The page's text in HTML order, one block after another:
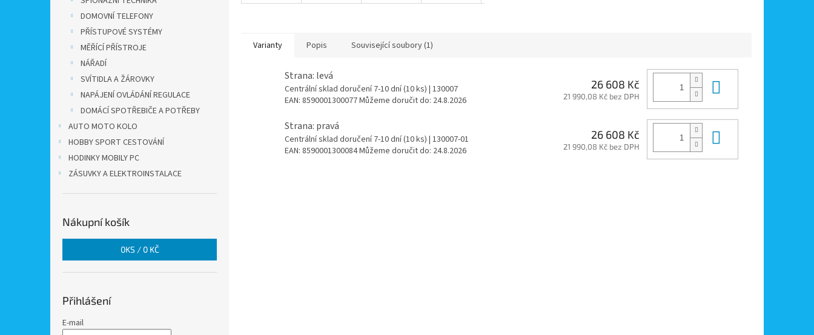
DOMOVNÍ TELEFONY
PŘÍSTUPOVÉ SYSTÉMY
MĚŘÍCÍ PŘÍSTROJE
NÁŘADÍ
SVÍTIDLA A ŽÁROVKY
NAPÁJENÍ OVLÁDÁNÍ REGULACE
DOMÁCÍ SPOTŘEBIČE A POTŘEBY
AUTO MOTO KOLO
HOBBY SPORT CESTOVÁNÍ
HODINKY MOBILY PC
ZÁSUVKY A ELEKTROINSTALACE
Nákupní košík
0KS / 0 KČ
Přihlášení
E-mail
Varianty Popis Související soubory (1)
Strana: levá
Centrální sklad doručení 7-10 dní(10 ks) | 130007
EAN: 8590001300077Můžeme doručit do: 24.8.2026
26 608 Kč
21 990,08 Kč bez DPH
Strana: pravá
Centrální sklad doručení 7-10 dní(10 ks) | 130007-01
EAN: 8590001300084Můžeme doručit do: 24.8.2026
26 608 Kč
21 990,08 Kč bez DPH